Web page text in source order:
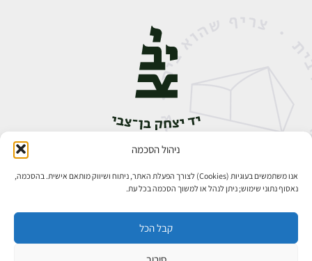
ניהול הסכמה
אנו משתמשים בעוגיות (Cookies) לצורך הפעלת האתר, ניתוח ושיווק מותאם אישית. בהסכמה,
נאסוף נתוני שימוש; ניתן לנהל או למשוך הסכמה בכל עת.
קבל הכל
אבן גבירול 14, רחביה, ירושלים